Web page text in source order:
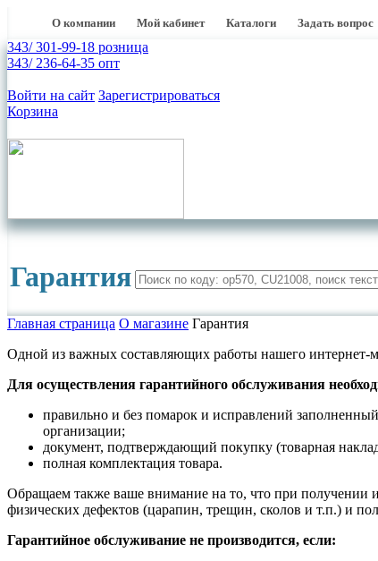
О компании Мой кабинет Каталоги Задать вопрос
343/ 301-99-18 розница
343/ 236-64-35 опт
Войти на сайт Зарегистрироваться
Корзина
Гарантия
Главная страница О магазине Гарантия
Одной из важных составляющих работы нашего интернет-
Для осуществления гарантийного обслуживания
правильно и без помарок и исправлений
организации;
документ, подтверждающий покупку (товарная
полная комплектация товара.
Обращаем также ваше внимание на то, что при получении и
физических дефектов (царапин, трещин, сколов и т.п.) и
Гарантийное обслуживание не производится, если: